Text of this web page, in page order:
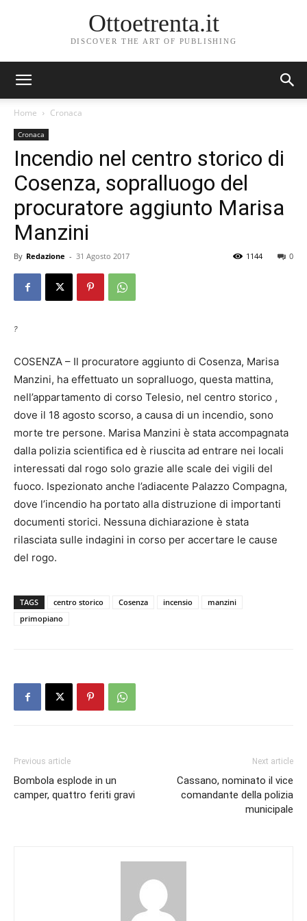
Ottoetrenta.it
DISCOVER THE ART OF PUBLISHING
Home Cronaca
Cronaca
Incendio nel centro storico di
Cosenza, sopralluogo del
procuratore aggiunto Marisa
Manzini
By Redazione - 31 Agosto 2017 0
1144
?
COSENZA – Il procuratore aggiunto di Cosenza, Marisa
Manzini, ha effettuato un sopralluogo, questa mattina,
nell’appartamento di corso Telesio, nel centro storico ,
dove il 18 agosto scorso, a causa di un incendio, sono
morte tre persone. Marisa Manzini è stata accompagnata
dalla polizia scientifica ed è riuscita ad entrare nei locali
interessati dal rogo solo grazie alle scale dei vigili del
fuoco. Ispezionato anche l’adiacente Palazzo Compagna,
dove l’incendio ha portato alla distruzione di importanti
documenti storici. Nessuna dichiarazione è stata
rilasciata sulle indagini in corso per accertare le cause
del rogo.
TAGS centro storico Cosenza incensio
manzini
primopiano
Previous article
Bombola esplode in un
camper, quattro feriti gravi
Next article
Cassano, nominato il vice
comandante della polizia
municipale